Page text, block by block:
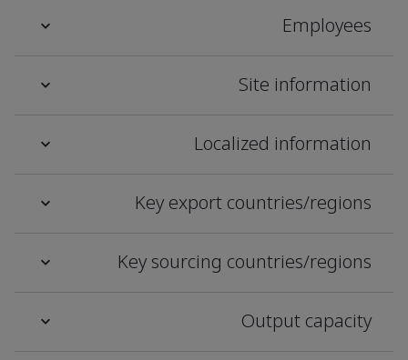
Employees
Site information
Localized information
Key export countries/regions
Key sourcing countries/regions
Output capacity